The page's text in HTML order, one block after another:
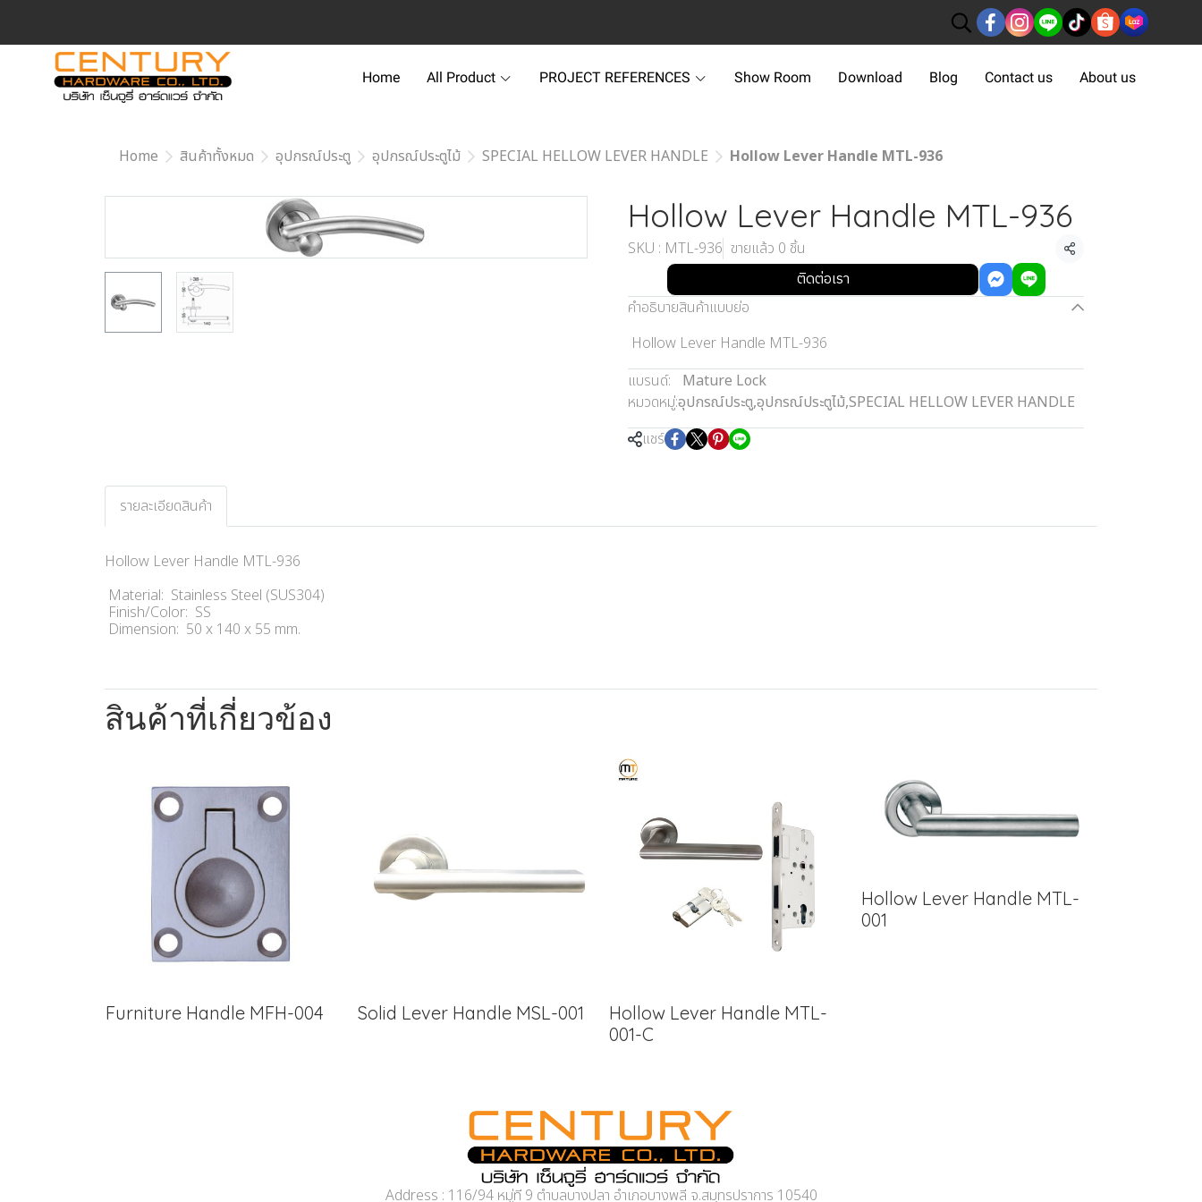
Home All Product PROJECT REFERENCES Show Room Download Blog Contact us About us
Home สินค้าทั้งหมด อุปกรณ์ประตู อุปกรณ์ประตูไม้ SPECIAL HELLOW LEVER HANDLE Hollow Lever Handle MTL-936
Hollow Lever Handle MTL-936
SKU : MTL-936 ขายแล้ว 0 ชิ้น
แชร์
ติดต่อเรา
คำอธิบายสินค้าแบบย่อ
Hollow Lever Handle MTL-936
แบรนด์:
Mature Lock
หมวดหมู่:อุปกรณ์ประตู,อุปกรณ์ประตูไม้,SPECIAL HELLOW LEVER HANDLE
แชร์
รายละเอียดสินค้า
Hollow Lever Handle MTL-936
Material: Stainless Steel (SUS304)
Finish/Color: SS
Dimension: 50 x 140 x 55 mm.
สินค้าที่เกี่ยวข้อง
Furniture Handle MFH-004 Solid Lever Handle MSL-001
Hollow Lever Handle MTL-
001-C
Hollow Lever Handle MTL-
001
Address : 116/94 หมู่ที่ 9 ตำบลบางปลา อำเภอบางพลี จ.สมุทรปราการ 10540